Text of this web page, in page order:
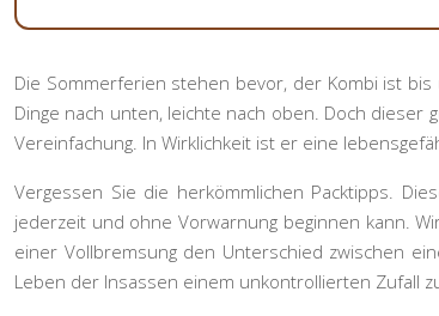
Die Sommerferien stehen bevor, der Kombi ist
Dinge nach unten, leichte nach oben. Doch dieser
Vereinfachung. In Wirklichkeit ist er eine
Vergessen Sie die herkömmlichen Packtipps.
jederzeit und ohne Vorwarnung beginnen kann.
einer Vollbremsung den Unterschied zwischen
Leben der Insassen einem unkontrollierten Zufall